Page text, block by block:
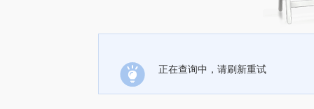
正在查询中，请刷新重试